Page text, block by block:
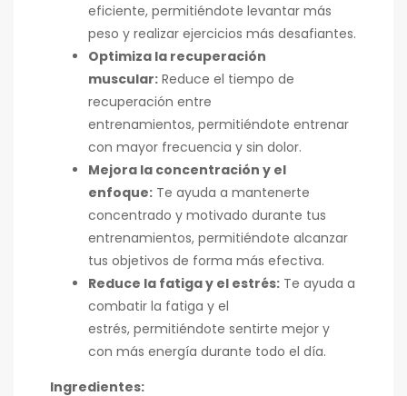
eficiente, permitiéndote levantar más
peso y realizar ejercicios más desafiantes.
Optimiza la recuperación
muscular: Reduce el tiempo de
recuperación entre
entrenamientos, permitiéndote entrenar
con mayor frecuencia y sin dolor.
Mejora la concentración y el
enfoque: Te ayuda a mantenerte
concentrado y motivado durante tus
entrenamientos, permitiéndote alcanzar
tus objetivos de forma más efectiva.
Reduce la fatiga y el estrés: Te ayuda a
combatir la fatiga y el
estrés, permitiéndote sentirte mejor y
con más energía durante todo el día.
Ingredientes: